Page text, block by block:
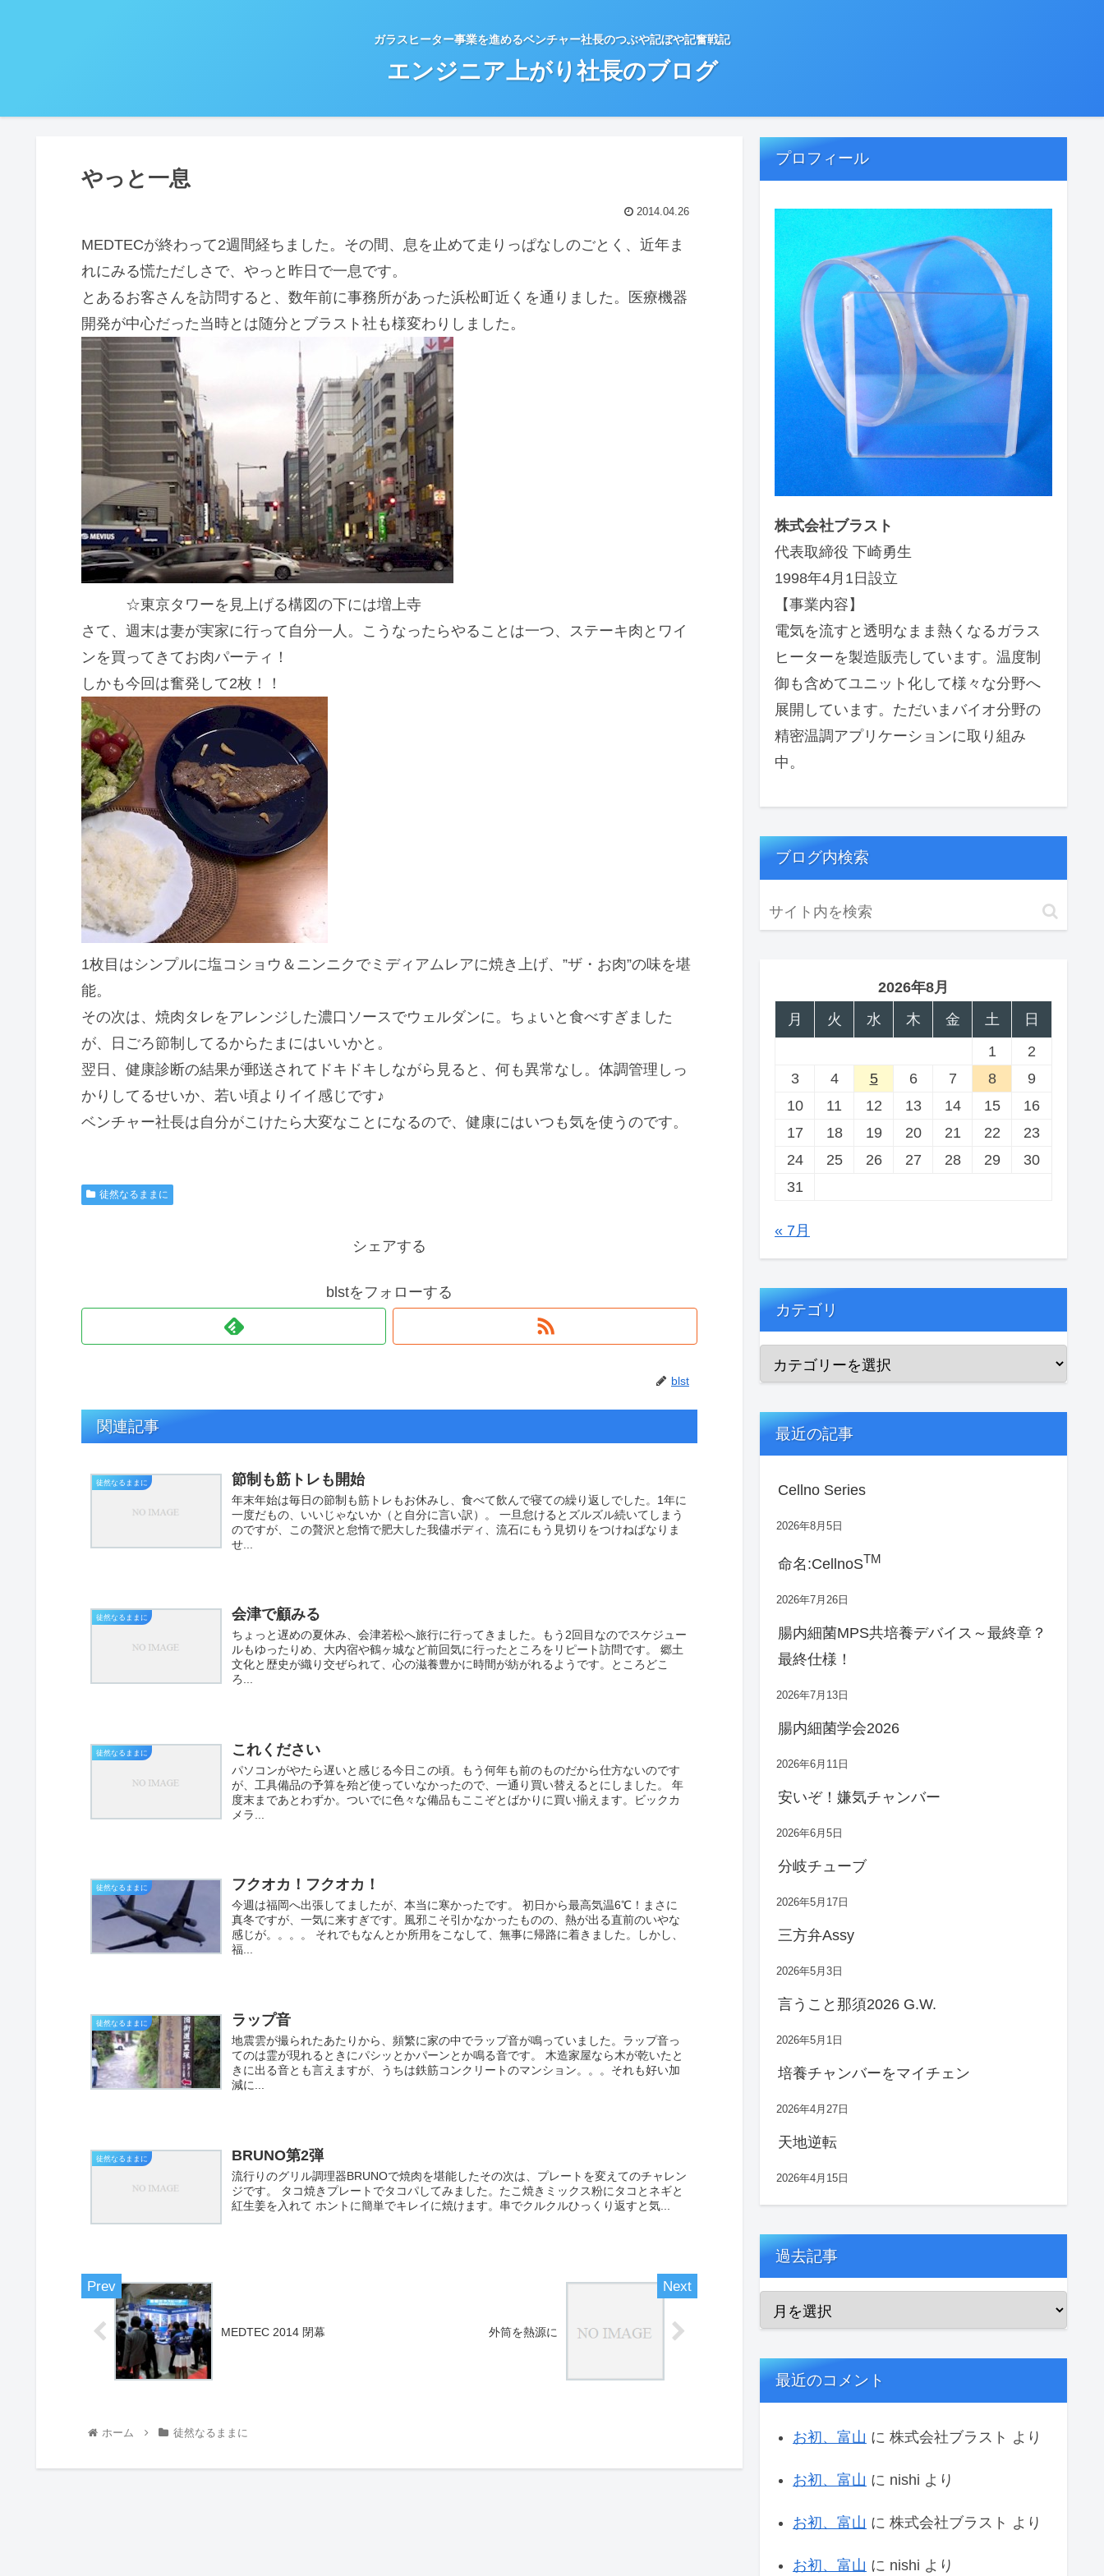
ガラスヒーター事業を進めるベンチャー社長のつぶや記ぼや記奮戦記
エンジニア上がり社長のブログ
やっと一息
2014.04.26
MEDTECが終わって2週間経ちました。その間、息を止めて走りっぱなしのごとく、近年ま
れにみる慌ただしさで、やっと昨日で一息です。
とあるお客さんを訪問すると、数年前に事務所があった浜松町近くを通りました。医療機器
開発が中心だった当時とは随分とブラスト社も様変わりしました。
☆東京タワーを見上げる構図の下には増上寺
さて、週末は妻が実家に行って自分一人。こうなったらやることは一つ、ステーキ肉とワイ
ンを買ってきてお肉パーティ！
しかも今回は奮発して2枚！！
1枚目はシンプルに塩コショウ＆ニンニクでミディアムレアに焼き上げ、”ザ・お肉”の味を堪
能。
その次は、焼肉タレをアレンジした濃口ソースでウェルダンに。ちょいと食べすぎました
が、日ごろ節制してるからたまにはいいかと。
翌日、健康診断の結果が郵送されてドキドキしながら見ると、何も異常なし。体調管理しっ
かりしてるせいか、若い頃よりイイ感じです♪
ベンチャー社長は自分がこけたら大変なことになるので、健康にはいつも気を使うのです。
徒然なるままに
シェアする
blstをフォローする
blst
関連記事
徒然なるままに 節制も筋トレも開始
年末年始は毎日の節制も筋トレもお休みし、食べて飲んで寝ての繰り返しでした。1年に
一度だもの、いいじゃないか（と自分に言い訳）。 一旦怠けるとズルズル続いてしまう
のですが、この贅沢と怠惰で肥大した我儘ボディ、流石にもう見切りをつけねばなりま
せ...
徒然なるままに 会津で顧みる
ちょっと遅めの夏休み、会津若松へ旅行に行ってきました。もう2回目なのでスケジュー
ルもゆったりめ、大内宿や鶴ヶ城など前回気に行ったところをリピート訪問です。 郷土
文化と歴史が織り交ぜられて、心の滋養豊かに時間が紡がれるようです。ところどこ
ろ...
徒然なるままに これください
パソコンがやたら遅いと感じる今日この頃。もう何年も前のものだから仕方ないのです
が、工具備品の予算を殆ど使っていなかったので、一通り買い替えるとにしました。 年
度末まであとわずか。ついでに色々な備品もここぞとばかりに買い揃えます。ビックカ
メラ...
徒然なるままに フクオカ！フクオカ！
今週は福岡へ出張してましたが、本当に寒かったです。 初日から最高気温6℃！まさに
真冬ですが、一気に来すぎです。風邪こそ引かなかったものの、熱が出る直前のいやな
感じが。。。。 それでもなんとか所用をこなして、無事に帰路に着きました。しかし、
福...
徒然なるままに ラップ音
地震雲が撮られたあたりから、頻繁に家の中でラップ音が鳴っていました。ラップ音っ
てのは霊が現れるときにパシッとかパーンとか鳴る音です。 木造家屋なら木が乾いたと
きに出る音とも言えますが、うちは鉄筋コンクリートのマンション。。。それも好い加
減に...
徒然なるままに BRUNO第2弾
流行りのグリル調理器BRUNOで焼肉を堪能したその次は、プレートを変えてのチャレン
ジです。 タコ焼きプレートでタコパしてみました。たこ焼きミックス粉にタコとネギと
紅生姜を入れて ホントに簡単でキレイに焼けます。串でクルクルひっくり返すと気...
MEDTEC 2014 閉幕 外筒を熱源に
ホーム 徒然なるままに
プロフィール
株式会社ブラスト
代表取締役 下崎勇生
1998年4月1日設立
【事業内容】
電気を流すと透明なまま熱くなるガラス
ヒーターを製造販売しています。温度制
御も含めてユニット化して様々な分野へ
展開しています。ただいまバイオ分野の
精密温調アプリケーションに取り組み
中。
ブログ内検索
2026年8月
月
火 水 木 金 土
日
1
2
3
4 5 6 7 8
9
10
11 12 13 14 15
16
17
18 19 20 21 22
23
24
25 26 27 28 29
30
31
« 7月
カテゴリ
最近の記事
Cellno Series
2026年8月5日
命名:CellnoSTM
2026年7月26日
腸内細菌MPS共培養デバイス～最終章？
最終仕様！
2026年7月13日
腸内細菌学会2026
2026年6月11日
安いぞ！嫌気チャンバー
2026年6月5日
分岐チューブ
2026年5月17日
三方弁Assy
2026年5月3日
言うこと那須2026 G.W.
2026年5月1日
培養チャンバーをマイチェン
2026年4月27日
天地逆転
2026年4月15日
過去記事
最近のコメント
お初、富山 に 株式会社ブラスト より
お初、富山 に nishi より
お初、富山 に 株式会社ブラスト より
お初、富山 に nishi より